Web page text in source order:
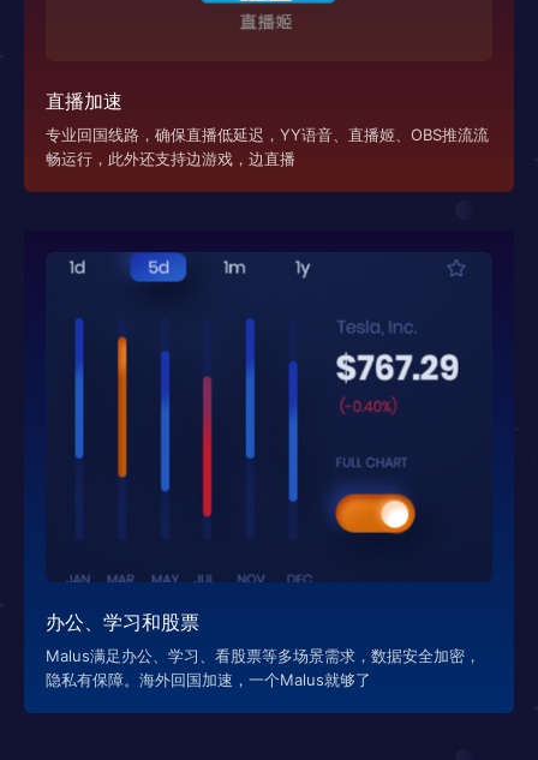
直播加速
专业回国线路，确保直播低延迟，YY语音、直播姬、OBS推流流
畅运行，此外还支持边游戏，边直播
办公、学习和股票
Malus满足办公、学习、看股票等多场景需求，数据安全加密，
隐私有保障。海外回国加速，一个Malus就够了